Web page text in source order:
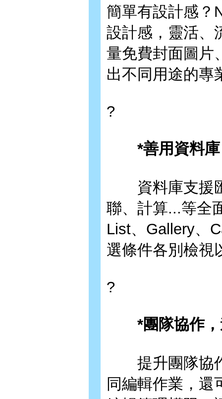
簡單有設計感？
設計感，靈活、
量免費封面圖片
出不同用途的專
?
*善用資料庫
資料庫支援匯
聯、計算...等全
List、Gallery、
選條件各別檢視
?
*團隊協作，
提升團隊協作
同編輯作業，還